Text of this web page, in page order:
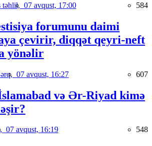
təhlil, 07 avqust, 17:00 584
forumunu daimi
çevirir, diqqət qeyri-neft
yönəlir
07 avqust, 16:27 607
və Ər-Riyad kimə
07 avqust, 16:19 548